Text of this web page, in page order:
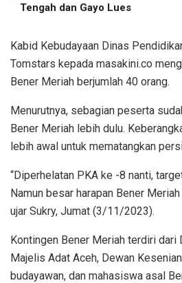
Tengah dan Gayo Lues
Kabid Kebudayaan Dinas
Tomstars kepada masakini.co
Bener Meriah berjumlah 40 orang.
Menurutnya, sebagian peserta
Bener Meriah lebih dulu.
lebih awal untuk mematangkan
“Diperhelatan PKA ke -8 nanti,
Namun besar harapan Bener
ujar Sukry, Jumat (3/11/2023).
Kontingen Bener Meriah terdiri dari
Majelis Adat Aceh, Dewan
budayawan, dan mahasiswa asal